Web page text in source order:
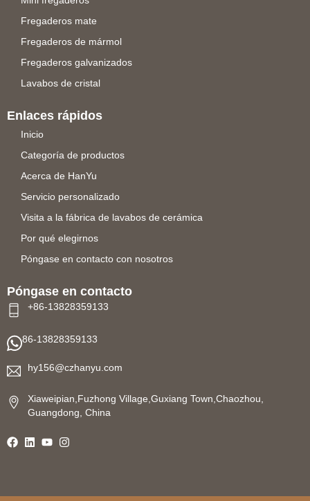
Fregaderos mate
Fregaderos de mármol
Fregaderos galvanizados
Lavabos de cristal
Enlaces rápidos
Inicio
Categoría de productos
Acerca de HanYu
Servicio personalizado
Visita a la fábrica de lavabos de cerámica
Por qué elegirnos
Póngase en contacto con nosotros
Póngase en contacto
+86-13828359133
86-13828359133
hy156@czhanyu.com
Xiaweipian,Fuzhong Village,Guxiang Town,Chaozhou,
Guangdong, China